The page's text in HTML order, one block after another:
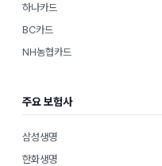
하나카드
BC카드
NH농협카드
주요 보험사
삼성생명
한화생명